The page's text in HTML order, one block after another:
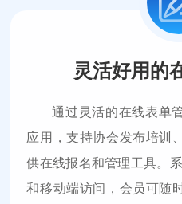
灵活好用的
通过灵活的在线表单
应用，支持协会发布培训
供在线报名和管理工具。
和移动端访问，会员可随